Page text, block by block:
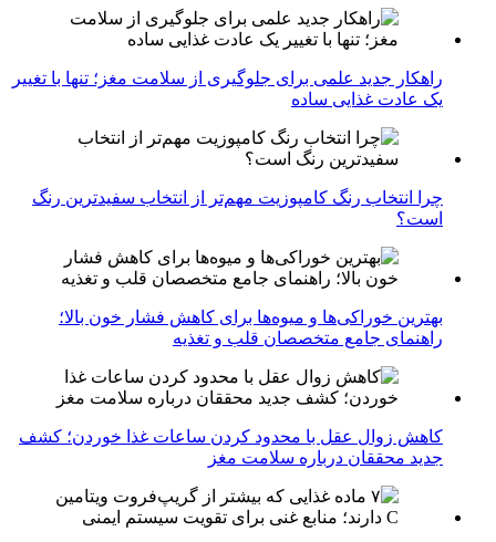
راهکار جدید علمی برای جلوگیری از سلامت مغز؛ تنها با تغییر
یک عادت غذایی ساده
چرا انتخاب رنگ کامپوزیت مهم‌تر از انتخاب سفیدترین رنگ
است؟
بهترین خوراکی‌ها و میوه‌ها برای کاهش فشار خون بالا؛
راهنمای جامع متخصصان قلب و تغذیه
کاهش زوال عقل با محدود کردن ساعات غذا خوردن؛ کشف
جدید محققان درباره سلامت مغز